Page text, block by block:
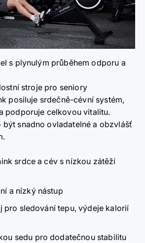
s plynulým průběhem odporu a
stroje pro seniory
posiluje srdečně-cévní systém,
podporuje celkovou vitalitu.
být snadno ovladatelné a obzvlášť
srdce a cév s nízkou zátěží
a nízký nástup
pro sledování tepu, výdeje kalorií
sedu pro dodatečnou stabilitu